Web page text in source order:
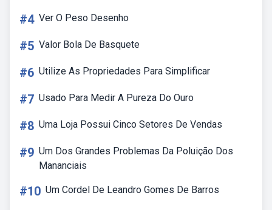
#4 Ver O Peso Desenho
#5 Valor Bola De Basquete
#6 Utilize As Propriedades Para Simplificar
#7 Usado Para Medir A Pureza Do Ouro
#8 Uma Loja Possui Cinco Setores De Vendas
#9 Um Dos Grandes Problemas Da Poluição Dos
Mananciais
#10 Um Cordel De Leandro Gomes De Barros